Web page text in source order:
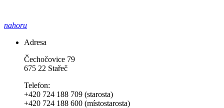
nahoru
Adresa
Čechočovice 79
675 22 Stařeč
Telefon:
+420 724 188 709 (starosta)
+420 724 188 600 (místostarosta)